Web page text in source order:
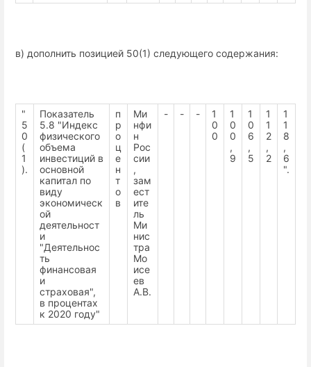
в) дополнить позицией 50(1) следующего содержания:
"
5
0
(
1
).
Показатель
5.8 "Индекс
физического
объема
инвестиций в
основной
капитал по
виду
экономическ
ой
деятельност
и
"Деятельнос
ть
финансовая
и
страховая",
в процентах
к 2020 году"
п
р
о
ц
е
н
т
о
в
Ми
нфи
н
Рос
сии
,
зам
ест
ите
ль
Ми
нис
тра
Мо
исе
ев
А.В.
- - -
1
0
0
1
0
0
,
9
1
0
6
,
5
1
1
2
,
2
1
1
8
,
6
".